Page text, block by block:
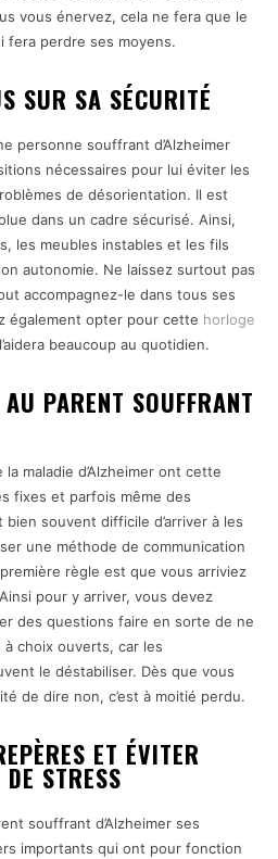
vous énervez, cela ne fera que le
fera perdre ses moyens.
SUR SA SÉCURITÉ
personne souffrant d’Alzheimer
nécessaires pour lui éviter les
de désorientation. Il est
dans un cadre sécurisé. Ainsi,
les meubles instables et les fils
autonomie. Ne laissez surtout pas
accompagnez-le dans tous ses
également opter pour cette horloge
beaucoup au quotidien.
PARENT SOUFFRANT
maladie d’Alzheimer ont cette
fixes et parfois même des
souvent difficile d’arriver à les
une méthode de communication
règle est que vous arriviez
pour y arriver, vous devez
des questions faire en sorte de ne
choix ouverts, car les
le déstabiliser. Dès que vous
de dire non, c’est à moitié perdu.
ET ÉVITER
STRESS
souffrant d’Alzheimer ses
importants qui ont pour fonction